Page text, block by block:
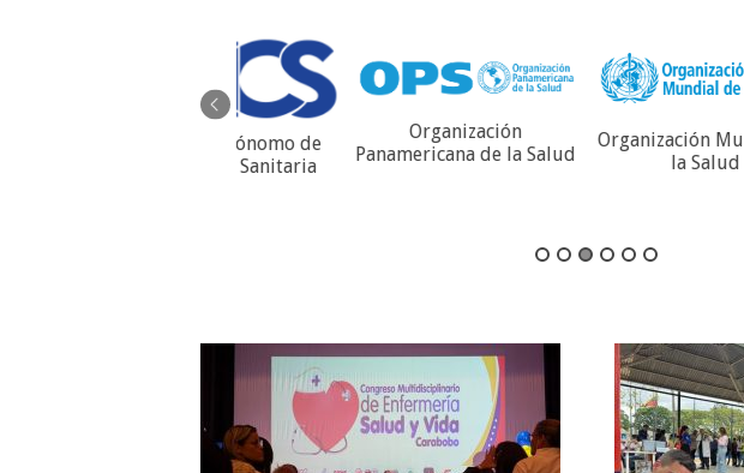
Organización
Panamericana de la Salud
Organización Mundial de
la Salud